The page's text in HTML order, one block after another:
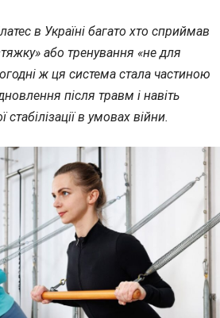
в Україні багато хто сприймав
або тренування «не для
ж ця система стала частиною
після травм і навіть
в умовах війни.